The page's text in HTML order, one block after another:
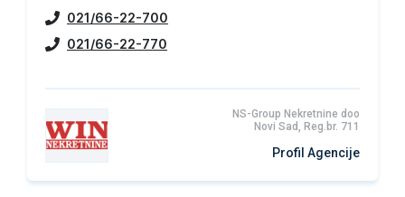
021/66-22-700
021/66-22-770
NS-Group Nekretnine doo
Novi Sad, Reg.br. 711
Profil Agencije